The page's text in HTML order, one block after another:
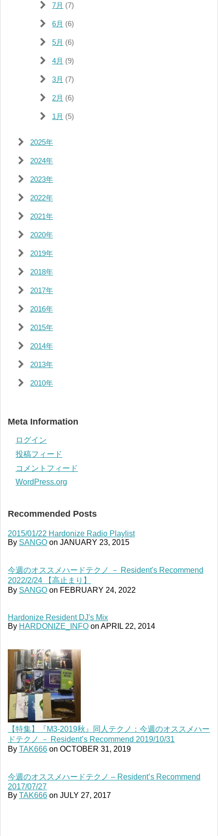
7月 (7)
6月 (6)
5月 (6)
4月 (9)
3月 (7)
2月 (6)
1月 (5)
2025年
2024年
2023年
2022年
2021年
2020年
2019年
2018年
2017年
2016年
2015年
2014年
2013年
2010年
Meta Information
ログイン
投稿フィード
コメントフィード
WordPress.org
Recommended Posts
2015/01/22 Hardonize Radio Playlist
By SANGO on JANUARY 23, 2015
今週のオススメハードテクノ － Resident's Recommend
2022/2/24 【高止まり】
By SANGO on FEBRUARY 24, 2022
Hardonize Resident DJ's Mix
By HARDONIZE_INFO on APRIL 22, 2014
【特集】『M3-2019秋』同人テクノ：今週のオススメハー
ドテクノ － Resident’s Recommend 2019/10/31
By TAK666 on OCTOBER 31, 2019
今週のオススメハードテクノ – Resident’s Recommend
2017/07/27
By TAK666 on JULY 27, 2017